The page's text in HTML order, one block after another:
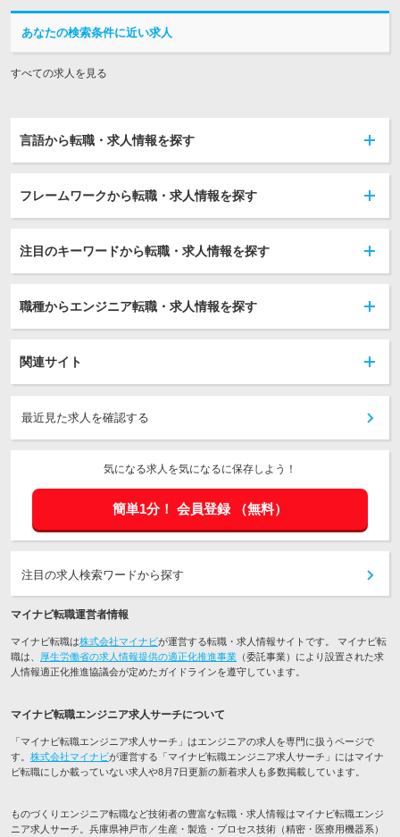
あなたの検索条件に近い求人
すべての求人を見る
言語から転職・求人情報を探す
フレームワークから転職・求人情報を探す
注目のキーワードから転職・求人情報を探す
職種からエンジニア転職・求人情報を探す
関連サイト
最近見た求人を確認する
気になる求人を気になるに保存しよう！
簡単1分！ 会員登録 （無料）
注目の求人検索ワードから探す
マイナビ転職運営者情報
マイナビ転職は株式会社マイナビが運営する転職・求人情報サイトです。 マイナビ転
職は、 厚生労働省の求人情報提供の適正化推進事業 （委託事業）により設置された求
人情報適正化推進協議会が定めたガイドラインを遵守しています。
マイナビ転職エンジニア求人サーチについて
「マイナビ転職エンジニア求人サーチ」はエンジニアの求人を専門に扱うページで
す。 株式会社マイナビが運営する「マイナビ転職エンジニア求人サーチ」にはマイナ
ビ転職にしか載っていない求人や8月7日更新の新着求人も多数掲載しています。
ものづくりエンジニア転職など技術者の豊富な転職・求人情報はマイナビ転職エンジ
ニア求人サーチ。兵庫県神戸市／生産・製造・プロセス技術（精密・医療用機器系）